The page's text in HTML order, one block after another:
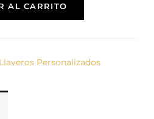
AL CARRITO
Llaveros Personalizados